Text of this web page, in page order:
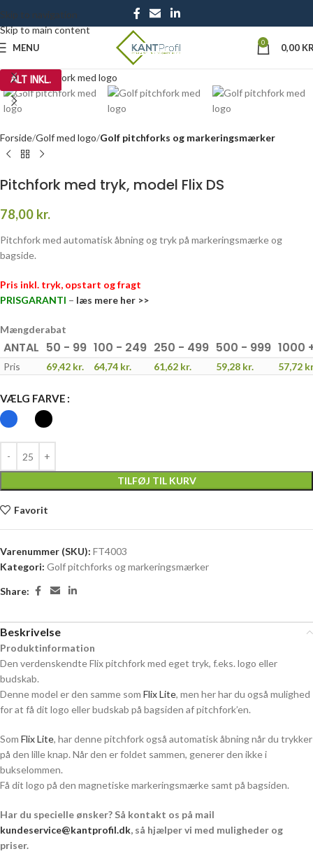
Skip to navigation
Skip to main content
MENU 0 0,00
ALT INKL.
Forside Golf med logo Golf pitchforks og markeringsmærker
Pitchfork med tryk, model Flix DS
78,00 kr.
Pitchfork med automatisk åbning og tryk på markeringsmærke og
bagside.
Pris inkl. tryk, opstart og fragt
PRISGARANTI – læs mere her >>
Mængderabat
ANTAL 50 - 99 100 - 249 250 - 499 500 - 999 1000
Pris 69,42 kr. 64,74 kr. 61,62 kr. 59,28 kr. 57,72
VÆLG FARVE
TILFØJ TIL KURV
Favorit
Varenummer (SKU): FT4003
Kategori: Golf pitchforks og markeringsmærker
Share:
Beskrivelse
Produktinformation
Den verdenskendte Flix pitchfork med eget tryk, f.eks. logo eller
budskab.
Denne model er den samme som Flix Lite, men her har du også mulighed
for at få dit logo eller budskab på bagsiden af pitchfork’en.
Som Flix Lite, har denne pitchfork også automatisk åbning når du trykker
på den lille knap. Når den er foldet sammen, generer den ikke i
bukselommen.
Få dit logo på den magnetiske markeringsmærke samt på bagsiden.
Har du specielle ønsker? Så kontakt os på mail
kundeservice@kantprofil.dk, så hjælper vi med muligheder og
priser.